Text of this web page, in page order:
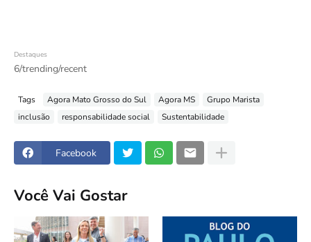
Destaques
6/trending/recent
Tags Agora Mato Grosso do Sul Agora MS
Grupo Marista
inclusão
responsabilidade social Sustentabilidade
Facebook
Você Vai Gostar